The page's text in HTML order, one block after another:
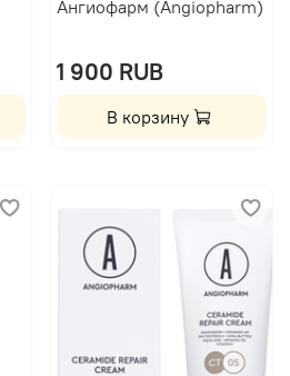
Ангиофарм (Angiopharm)
1 900 RUB
В корзину